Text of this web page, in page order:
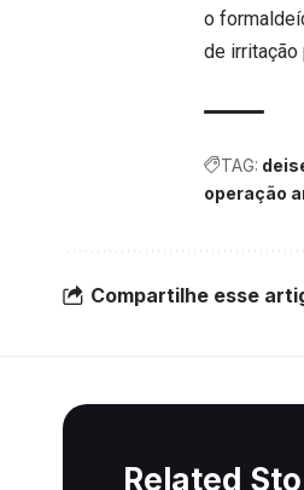
o
de
TAG:
operação
Compartilhe esse
Related